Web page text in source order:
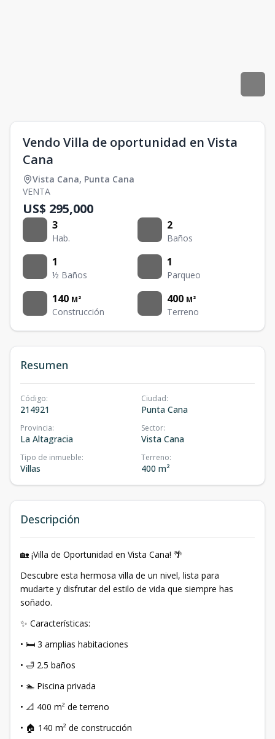
Vendo Villa de oportunidad en Vista
Cana
Vista Cana, Punta Cana
VENTA
US$ 295,000
3
Hab.
2
Baños
1
½ Baños
1
Parqueo
140 M²
Construcción
400 M²
Terreno
Resumen
Código:
214921
Ciudad:
Punta Cana
Provincia:
La Altagracia
Sector:
Vista Cana
Tipo de inmueble:
Villas
Terreno:
400 m²
Descripción
🏡 ¡Villa de Oportunidad en Vista Cana! 🌴
Descubre esta hermosa villa de un nivel, lista para
mudarte y disfrutar del estilo de vida que siempre has
soñado.
✨ Características:
• 🛏️ 3 amplias habitaciones
• 🛁 2.5 baños
• 🏊 Piscina privada
• 📐 400 m² de terreno
• 🏠 140 m² de construcción